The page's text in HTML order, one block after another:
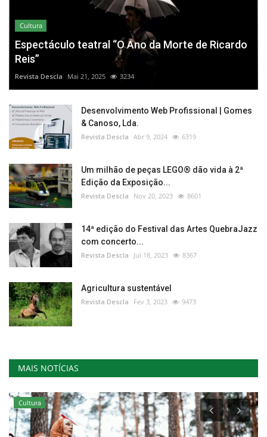
Cultura
Espectáculo teatral “O Ano da Morte de Ricardo
Reis”
Revista Descla Mai 21, 2025 3234
Desenvolvimento Web Profissional | Gomes
& Canoso, Lda.
Revista Descla Abr 9, 2024 6319
Um milhão de peças LEGO® dão vida à 2ª
Edição da Exposição...
Revista Descla Nov 20, 2023 8601
14ª edição do Festival das Artes QuebraJazz
com concerto...
Revista Descla Jul 18, 2023 8367
Agricultura sustentável
Revista Descla Fev 3, 2023 9473
MAIS NOTÍCIAS
Cultura